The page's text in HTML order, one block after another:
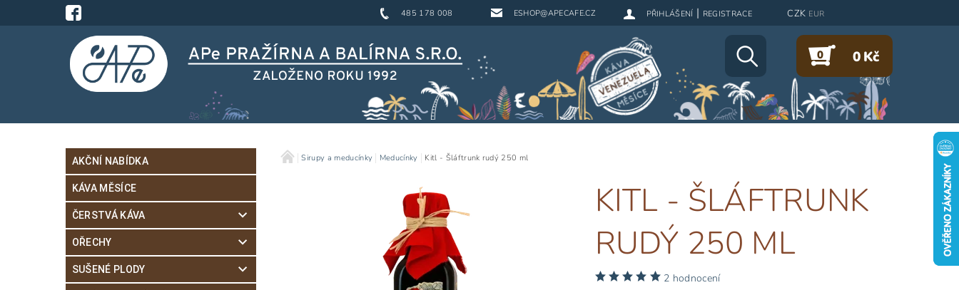
485 178 008 ESHOP@APECAFE.CZ CZK EUR
PŘIHLÁŠENÍ | REGISTRACE
0 0 Kč
AKČNÍ NABÍDKA
KÁVA MĚSÍCE
ČERSTVÁ KÁVA
OŘECHY
SUŠENÉ PLODY
Sirupy a meducínky Meducínky Kitl - Šláftrunk rudý 250 ml
KITL - ŠLÁFTRUNK
RUDÝ 250 ML
2 hodnocení